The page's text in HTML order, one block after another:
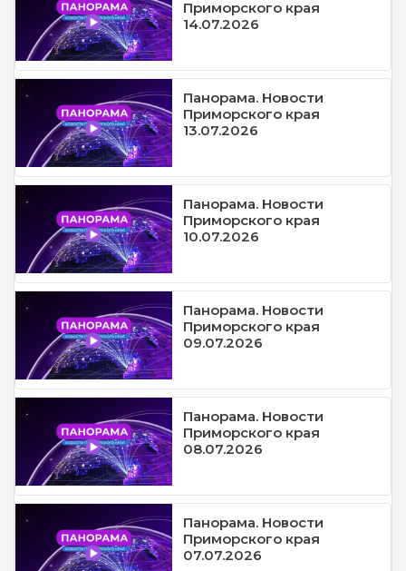
Приморского края
14.07.2026
Панорама. Новости
Приморского края
13.07.2026
Панорама. Новости
Приморского края
10.07.2026
Панорама. Новости
Приморского края
09.07.2026
Панорама. Новости
Приморского края
08.07.2026
Панорама. Новости
Приморского края
07.07.2026